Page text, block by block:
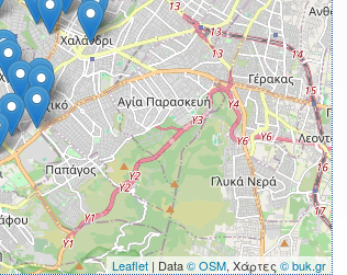
Leaflet| Data© OSM, Χάρτες© buk.gr